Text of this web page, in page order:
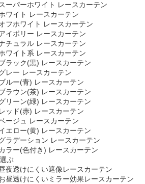
ーパーホワイト レースカーテン
ワイト レースカーテン
フホワイト レースカーテン
イボリー レースカーテン
チュラル レースカーテン
ワイト系 レースカーテン
ラック(黒) レースカーテン
レー レースカーテン
ルー(青) レースカーテン
ラウン(茶) レースカーテン
リーン(緑) レースカーテン
レッド(赤) レースカーテン
ージュ レースカーテン
エロー(黄) レースカーテン
ラデーション レースカーテン
ラー(色付き) レースカーテン
ぶ
夜透けにくい遮像レースカーテン
昼透けにくいミラー効果レースカーテン